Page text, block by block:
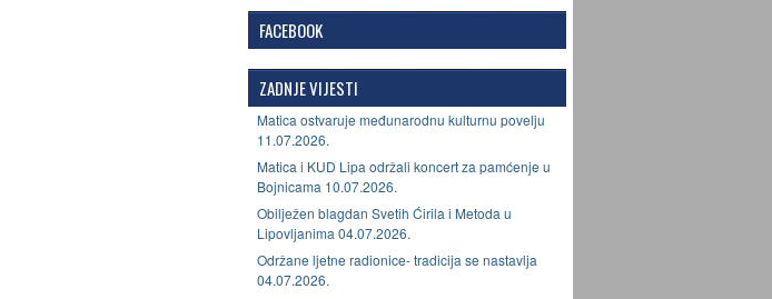
FACEBOOK
ZADNJE VIJESTI
Matica ostvaruje međunarodnu kulturnu povelju
11.07.2026.
Matica i KUD Lipa održali koncert za pamćenje u
Bojnicama 10.07.2026.
Obilježen blagdan Svetih Ćirila i Metoda u
Lipovljanima 04.07.2026.
Održane ljetne radionice- tradicija se nastavlja
04.07.2026.